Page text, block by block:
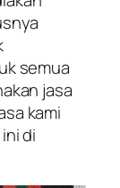
semua
jasa
kami
di